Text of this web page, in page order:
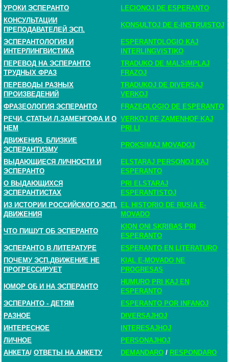
УРОКИ ЭСПЕРАНТО
LECIONOJ DE ESPERANTO
КОНСУЛЬТАЦИИ
ПРЕПОДАВАТЕЛЕЙ ЭСП.
KONSULTOJ DE E-INSTRUISTOJ
ЭСПЕРАНТОЛОГИЯ И
ИНТЕРЛИНГВИСТИКА
ESPERANTOLOGIO KAJ
INTERLINGVISTIKO
ПЕРЕВОД НА ЭСПЕРАНТО
ТРУДНЫХ ФРАЗ
TRADUKO DE MALSIMPLAJ
FRAZOJ
ПЕРЕВОДЫ РАЗНЫХ
ПРОИЗВЕДЕНИЙ
TRADUKOJ DE DIVERSAJ
VERKOJ
ФРАЗЕОЛОГИЯ ЭСПЕРАНТО
FRAZEOLOGIO DE ESPERANTO
РЕЧИ, СТАТЬИ Л.ЗАМЕНГОФА И О
НЕМ
VERKOJ DE ZAMENHOF KAJ
PRI LI
ДВИЖЕНИЯ, БЛИЗКИЕ
ЭСПЕРАНТИЗМУ
PROKSIMAJ MOVADOJ
ВЫДАЮЩИЕСЯ ЛИЧНОСТИ И
ЭСПЕРАНТО
ELSTARAJ PERSONOJ KAJ
ESPERANTO
О ВЫДАЮЩИХСЯ
ЭСПЕРАНТИСТАХ
PRI ELSTARAJ
ESPERANTISTOJ
ИЗ ИСТОРИИ РОССИЙСКОГО ЭСП.
ДВИЖЕНИЯ
EL HISTORIO DE RUSIA E-
MOVADO
ЧТО ПИШУТ ОБ ЭСПЕРАНТО
KION ONI SKRIBAS PRI
ESPERANTO
ЭСПЕРАНТО В ЛИТЕРАТУРЕ
ESPERANTO EN LITERATURO
ПОЧЕМУ ЭСП.ДВИЖЕНИЕ НЕ
ПРОГРЕССИРУЕТ
KIAL E-MOVADO NE
PROGRESAS
ЮМОР ОБ И НА ЭСПЕРАНТО
HUMURO PRI KAJ EN
ESPERANTO
ЭСПЕРАНТО - ДЕТЯМ
ESPERANTO POR INFANOJ
РАЗНОЕ
DIVERSAJHOJ
ИНТЕРЕСНОЕ
INTERESAJHOJ
ЛИЧНОЕ
PERSONAJHOJ
АНКЕТА/ ОТВЕТЫ НА АНКЕТУ DEMANDARO / RESPONDARO